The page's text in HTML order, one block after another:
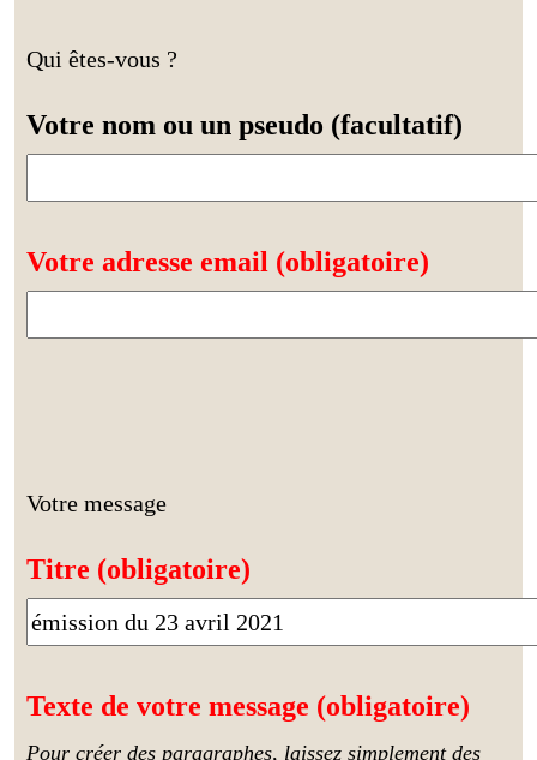
Qui êtes-vous ?
Votre nom ou un pseudo (facultatif)
Votre adresse email (obligatoire)
Votre message
Titre (obligatoire)
Texte de votre message (obligatoire)
Pour créer des paragraphes, laissez simplement des